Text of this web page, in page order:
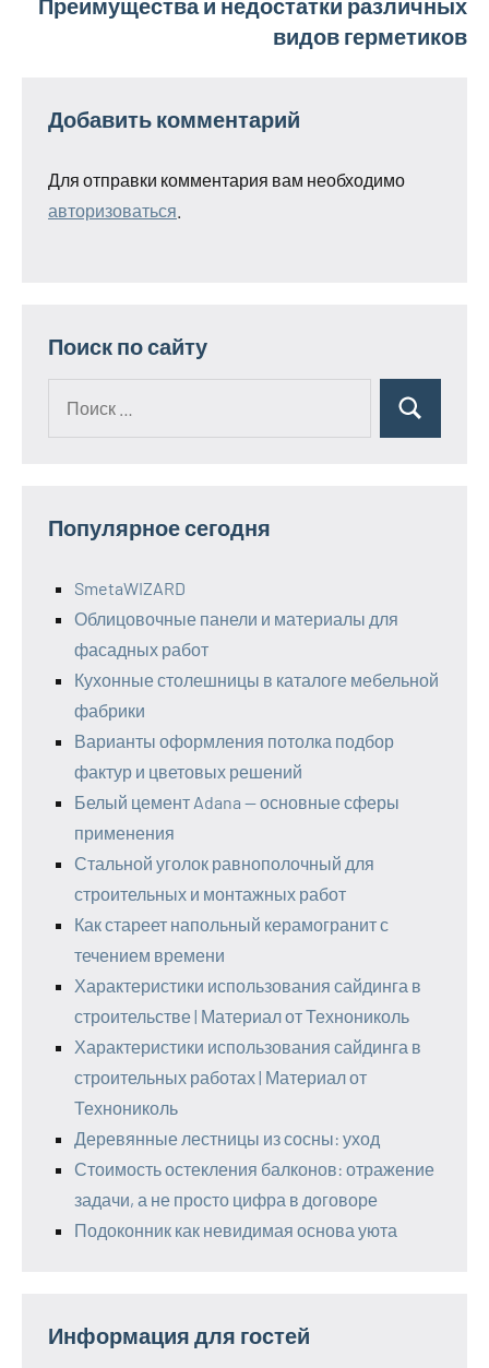
видов герметиков
Добавить комментарий
Для отправки комментария вам необходимо
авторизоваться
Поиск по сайту
Поиск
Популярное сегодня
SmetaWIZARD
Облицовочные панели и материалы для
фасадных работ
Кухонные столешницы в каталоге мебельной
фабрики
Варианты оформления потолка подбор
фактур и цветовых решений
Белый цемент Adana — основные сферы
применения
Стальной уголок равнополочный для
строительных и монтажных работ
Как стареет напольный керамогранит с
течением времени
Характеристики использования сайдинга в
строительстве | Материал от Технониколь
Характеристики использования сайдинга в
строительных работах | Материал от
Технониколь
Деревянные лестницы из сосны: уход
Стоимость остекления балконов: отражение
задачи, а не просто цифра в договоре
Подоконник как невидимая основа уюта
Информация для гостей